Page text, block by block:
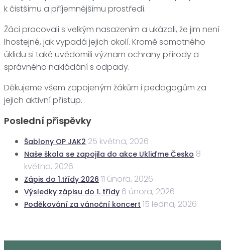
k čistšímu a příjemnějšímu prostředí.
Žáci pracovali s velkým nasazením a ukázali, že jim není
lhostejné, jak vypadá jejich okolí. Kromě samotného
úklidu si také uvědomili význam ochrany přírody a
správného nakládání s odpady.
Děkujeme všem zapojeným žákům i pedagogům za
jejich aktivní přístup.
Poslední příspěvky
Šablony OP JAK2 25 května, 2026
Naše škola se zapojila do akce Ukliďme Česko 8
května, 2026
Zápis do 1.třídy 2026 11 února, 2026
Výsledky zápisu do 1. třídy 6 února, 2026
Poděkování za vánoční koncert 15 ledna, 2026